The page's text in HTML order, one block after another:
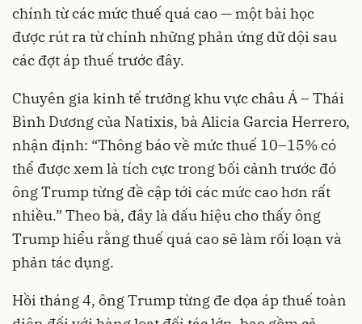
chính từ các mức thuế quá cao — một bài học
được rút ra từ chính những phản ứng dữ dội sau
các đợt áp thuế trước đây.
Chuyên gia kinh tế trưởng khu vực châu Á – Thái
Bình Dương của Natixis, bà Alicia Garcia Herrero,
nhận định: “Thông báo về mức thuế 10–15% có
thể được xem là tích cực trong bối cảnh trước đó
ông Trump từng đề cập tới các mức cao hơn rất
nhiều.” Theo bà, đây là dấu hiệu cho thấy ông
Trump hiểu rằng thuế quá cao sẽ làm rối loạn và
phản tác dụng.
Hồi tháng 4, ông Trump từng đe dọa áp thuế toàn